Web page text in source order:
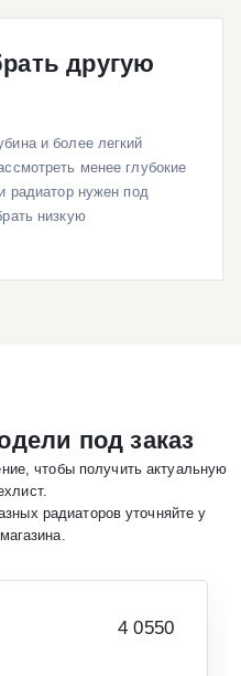
другую
и более легкий
менее глубокие
радиатор нужен под
низкую
под заказ
чтобы получить актуальную
радиаторов уточняйте у
4 0550